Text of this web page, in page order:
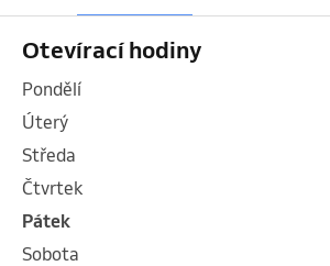
Otevírací hodiny
pondělí
úterý
středa
čtvrtek
pátek
sobota